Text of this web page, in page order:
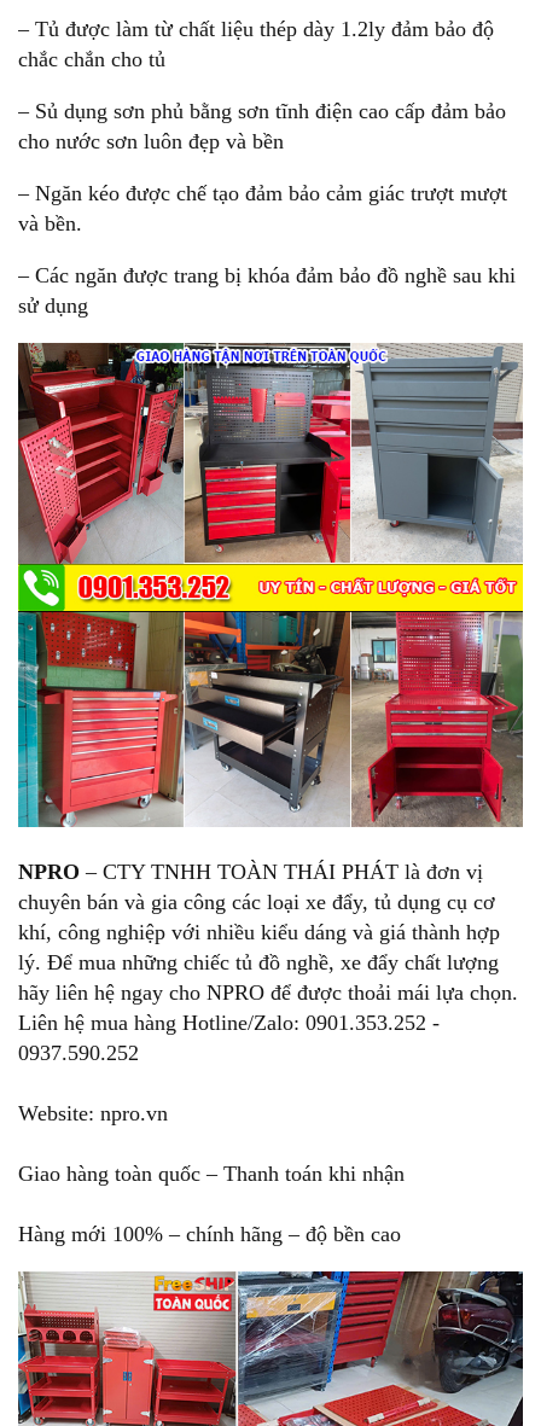
– Tủ được làm từ chất liệu thép dày 1.2ly đảm bảo độ
chắc chắn cho tủ
– Sủ dụng sơn phủ bằng sơn tĩnh điện cao cấp đảm bảo
cho nước sơn luôn đẹp và bền
– Ngăn kéo được chế tạo đảm bảo cảm giác trượt mượt
và bền.
– Các ngăn được trang bị khóa đảm bảo đồ nghề sau khi
sử dụng
NPRO – CTY TNHH TOÀN THÁI PHÁT là đơn vị
chuyên bán và gia công các loại xe đẩy, tủ dụng cụ cơ
khí, công nghiệp với nhiều kiểu dáng và giá thành hợp
lý. Để mua những chiếc tủ đồ nghề, xe đẩy chất lượng
hãy liên hệ ngay cho NPRO để được thoải mái lựa chọn.
Liên hệ mua hàng Hotline/Zalo: 0901.353.252 -
0937.590.252
Website: npro.vn
Giao hàng toàn quốc – Thanh toán khi nhận
Hàng mới 100% – chính hãng – độ bền cao